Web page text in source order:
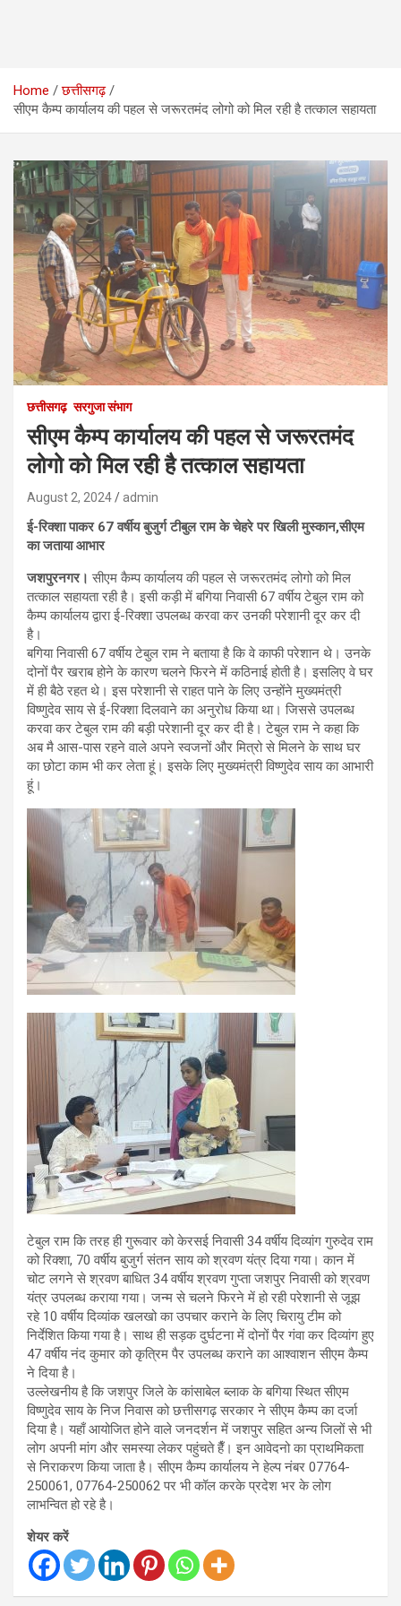
Home
छत्तीसगढ़
सीएम कैम्प कार्यालय की पहल से जरूरतमंद लोगो को मिल रही है तत्काल सहायता
छत्तीसगढ़ सरगुजा संभाग
सीएम कैम्प कार्यालय की पहल से जरूरतमंद
लोगो को मिल रही है तत्काल सहायता
August 2, 2024 admin
ई-रिक्शा पाकर 67 वर्षीय बुजुर्ग टीबुल राम के चेहरे पर खिली मुस्कान,सीएम
का जताया आभार
जशपुरनगर। सीएम कैम्प कार्यालय की पहल से जरूरतमंद लोगो को मिल
तत्काल सहायता रही है। इसी कड़ी में बगिया निवासी 67 वर्षीय टेबुल राम को
कैम्प कार्यालय द्वारा ई-रिक्शा उपलब्ध करवा कर उनकी परेशानी दूर कर दी
है।
बगिया निवासी 67 वर्षीय टेबुल राम ने बताया है कि वे काफी परेशान थे। उनके
दोनों पैर खराब होने के कारण चलने फिरने में कठिनाई होती है। इसलिए वे घर
में ही बैठे रहत थे। इस परेशानी से राहत पाने के लिए उन्होंने मुख्यमंत्री
विष्णुदेव साय से ई-रिक्शा दिलवाने का अनुरोध किया था। जिससे उपलब्ध
करवा कर टेबुल राम की बड़ी परेशानी दूर कर दी है। टेबुल राम ने कहा कि
अब मै आस-पास रहने वाले अपने स्वजनों और मित्रो से मिलने के साथ घर
का छोटा काम भी कर लेता हूं। इसके लिए मुख्यमंत्री विष्णुदेव साय का आभारी
हूं।
टेबुल राम कि तरह ही गुरूवार को केरसई निवासी 34 वर्षीय दिव्यांग गुरुदेव राम
को रिक्शा, 70 वर्षीय बुजुर्ग संतन साय को श्रवण यंत्र दिया गया। कान में
चोट लगने से श्रवण बाधित 34 वर्षीय श्रवण गुप्ता जशपुर निवासी को श्रवण
यंत्र उपलब्ध कराया गया। जन्म से चलने फिरने में हो रही परेशानी से जूझ
रहे 10 वर्षीय दिव्यांक खलखो का उपचार कराने के लिए चिरायु टीम को
निर्देशित किया गया है। साथ ही सड़क दुर्घटना में दोनों पैर गंवा कर दिव्यांग हुए
47 वर्षीय नंद कुमार को कृत्रिम पैर उपलब्ध कराने का आश्वाशन सीएम कैम्प
ने दिया है।
उल्लेखनीय है कि जशपुर जिले के कांसाबेल ब्लाक के बगिया स्थित सीएम
विष्णुदेव साय के निज निवास को छत्तीसगढ़ सरकार ने सीएम कैम्प का दर्जा
दिया है। यहाँ आयोजित होने वाले जनदर्शन में जशपुर सहित अन्य जिलों से भी
लोग अपनी मांग और समस्या लेकर पहुंचते हैँ। इन आवेदनो का प्राथमिकता
से निराकरण किया जाता है। सीएम कैम्प कार्यालय ने हेल्प नंबर 07764-
250061, 07764-250062 पर भी कॉल करके प्रदेश भर के लोग
लाभन्वित हो रहे है।
शेयर करें